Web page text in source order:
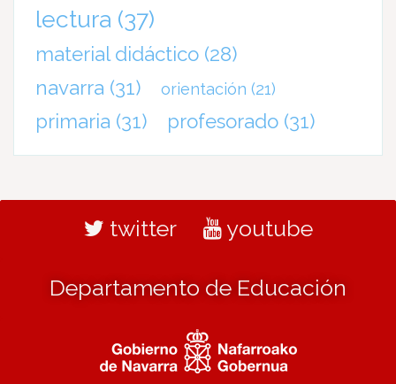
lectura (37)
material didáctico (28)
navarra (31) orientación (21)
primaria (31) profesorado (31)
twitter youtube
Departamento de Educación